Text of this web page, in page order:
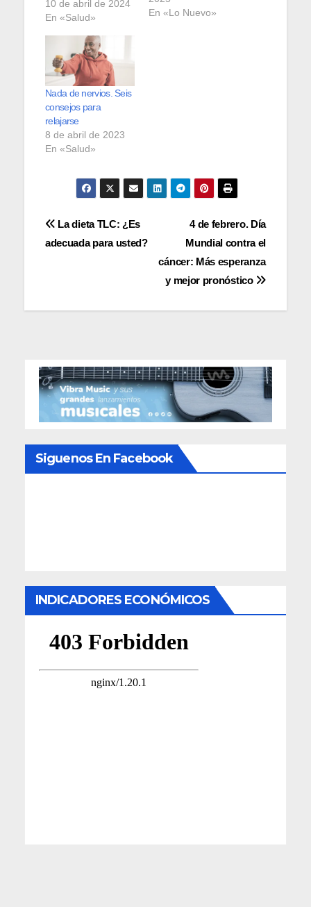
De hecho, se dice
que aprender a
correctamente es
clave para vivir
mejor. Tome nota.
Según los
humano en
promedio respira
10 de abril de 2024
En «Salud»
En «Lo Nuevo»
Nada de nervios. Seis
consejos para
relajarse
8 de abril de 2023
En «Salud»
Navegación
4 de febrero. Día
Mundial contra el
cáncer: Más esperanza
y mejor pronóstico
La dieta TLC: ¿Es
adecuada para usted?
Siguenos En Facebook
INDICADORES ECONÓMICOS